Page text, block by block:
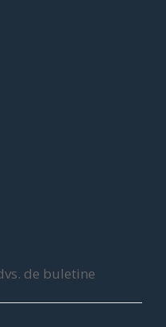
de buletine